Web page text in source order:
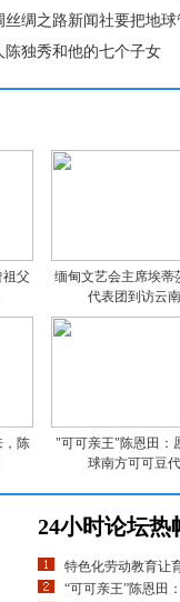
丝绸之路新闻社要把地
陈独秀和他的七个子女
父
缅甸文艺会主席埃蒂
代表团到访云南
，陈
"可可亲王"陈恩田：
球南方可可豆代
24小时论坛热
特色化劳动教育让
“可可亲王”陈恩田